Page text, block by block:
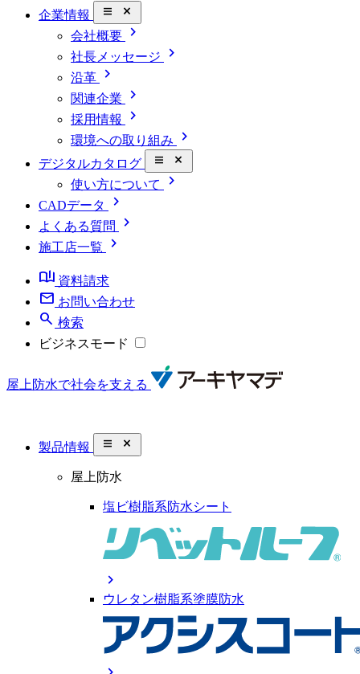
企業情報 close_small
会社概要 chevron_right
社長メッセージ chevron_right
沿革 chevron_right
関連企業 chevron_right
採用情報 chevron_right
環境への取り組み chevron_right
デジタルカタログ close_small
使い方について chevron_right
CADデータ chevron_right
よくある質問 chevron_right
施工店一覧
chevron_right
book_ribbon 資料請求
mail お問い合わせ
search 検索
ビジネスモード
屋上防水で社会を支える
製品情報 close_small
屋上防水
塩ビ樹脂系防水シート
chevron_right
ウレタン樹脂系塗膜防水